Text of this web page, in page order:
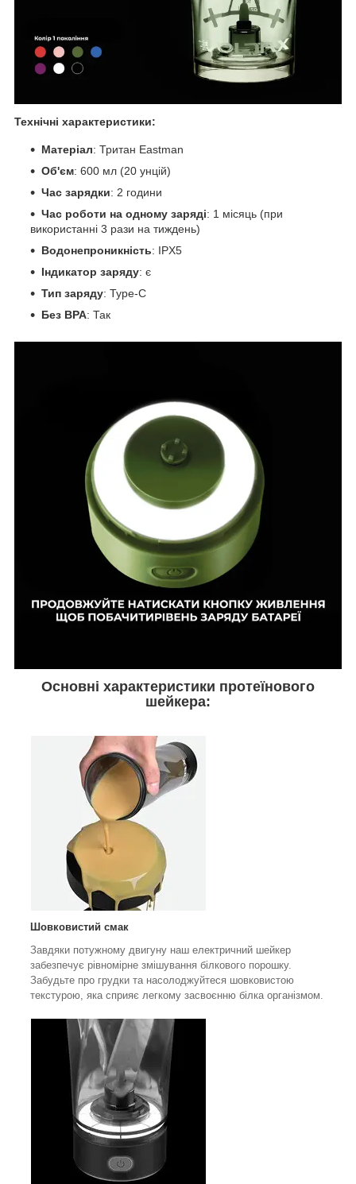
Технічні характеристики:
Матеріал: Тритан Eastman
Об'єм: 600 мл (20 унцій)
Час зарядки: 2 години
Час роботи на одному заряді: 1 місяць (при
використанні 3 рази на тиждень)
Водонепроникність: IPX5
Індикатор заряду: є
Тип заряду: Type-C
Без BPA: Так
Основні характеристики протеїнового
шейкера:
Шовковистий смак
Завдяки потужному двигуну наш електричний шейкер
забезпечує рівномірне змішування білкового порошку.
Забудьте про грудки та насолоджуйтеся шовковистою
текстурою, яка сприяє легкому засвоєнню білка організмом.